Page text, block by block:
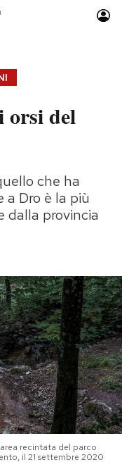
Idee
calcio 2026
orsi del
che ha
Dro è la più
dalla provincia
recintata del parco
il 21 settembre 2020